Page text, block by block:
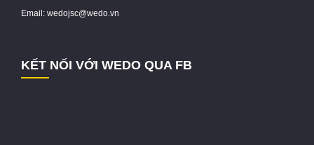
Email: wedojsc@wedo.vn
KẾT NỐI VỚI WEDO QUA FB